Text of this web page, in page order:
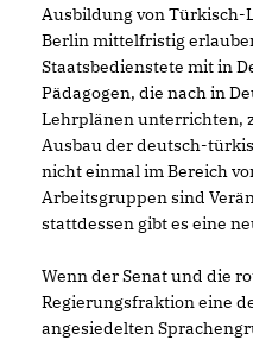
Ausbildung von Türkisch-
Berlin mittelfristig
Staatsbedienstete mit in
Pädagogen, die nach in
Lehrplänen unterrichten,
Ausbau der deutsch-
nicht einmal im Bereich
Arbeitsgruppen sind
stattdessen gibt es eine
Wenn der Senat und die
Regierungsfraktion eine
angesiedelten